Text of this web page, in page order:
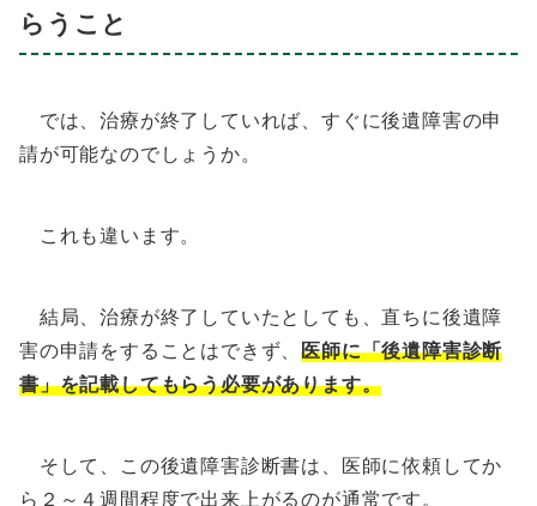
らうこと
では、治療が終了していれば、すぐに後遺障害の申
請が可能なのでしょうか。
これも違います。
結局、治療が終了していたとしても、直ちに後遺障
害の申請をすることはできず、医師に「後遺障害診断
書」を記載してもらう必要があります。
そして、この後遺障害診断書は、医師に依頼してか
ら２～４週間程度で出来上がるのが通常です。